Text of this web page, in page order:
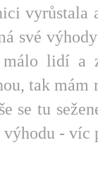
vyrůstala
své
lidí a
tak
se tu
výhodu -